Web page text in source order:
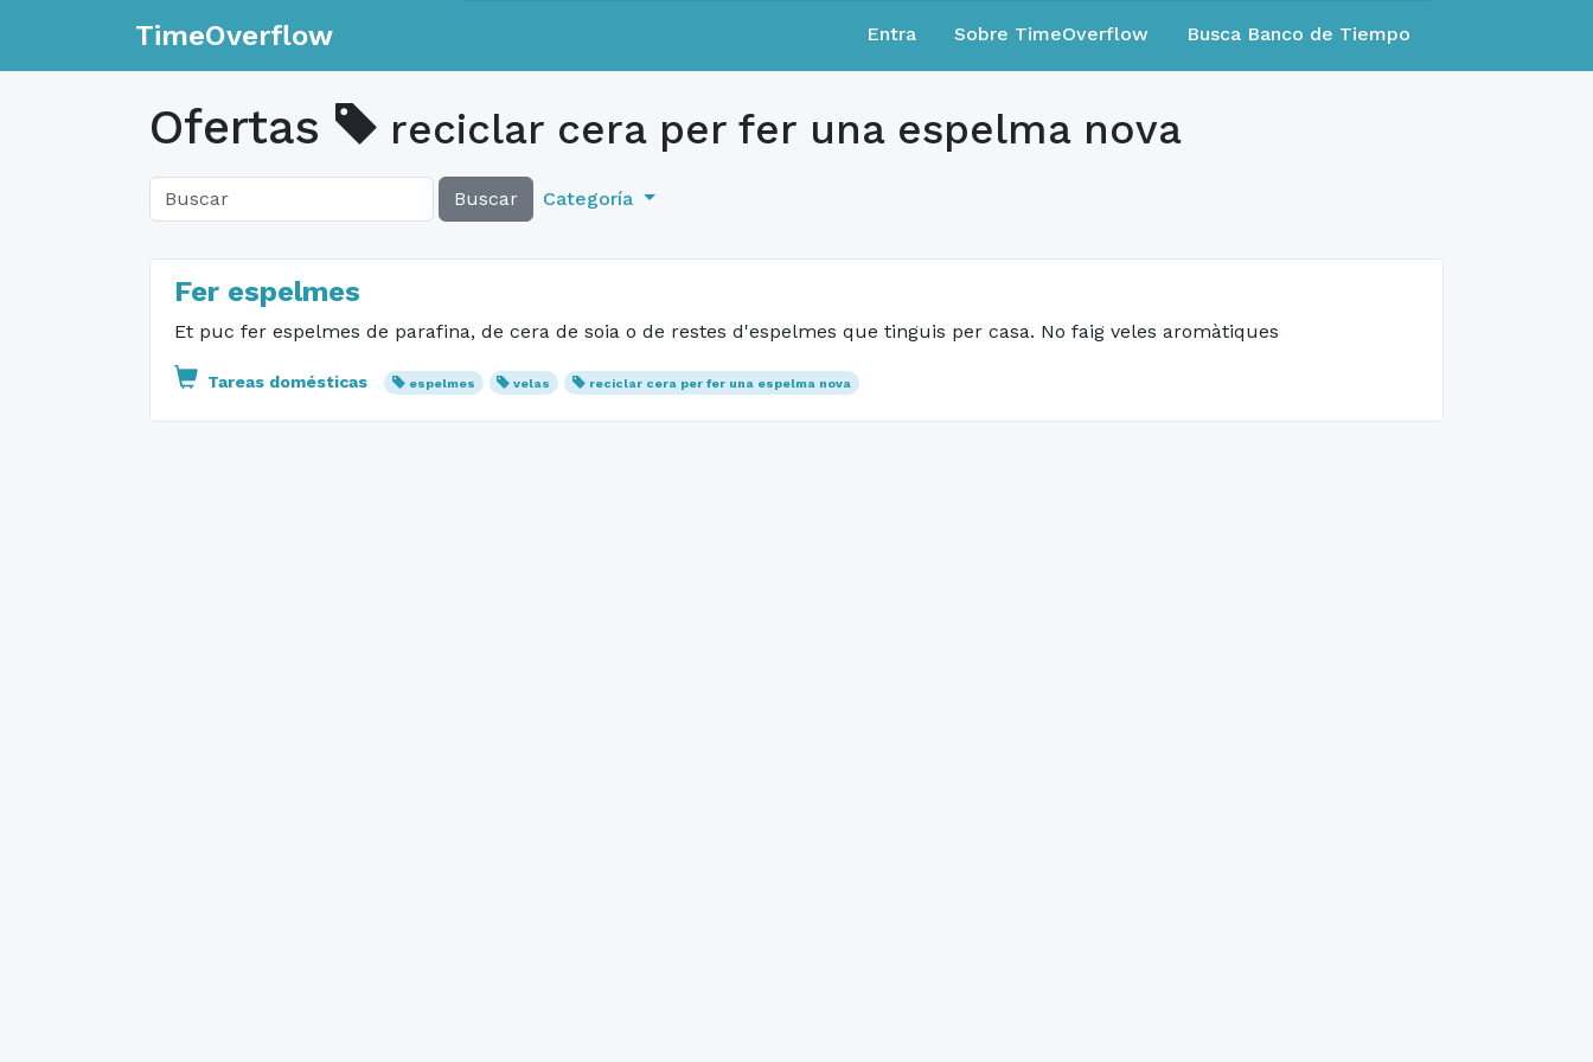
TimeOverflow Entra Sobre TimeOverflow Busca Banco de Tiempo
Ofertas reciclar cera per fer una espelma nova
Buscar Categoría
Fer espelmes
Et puc fer espelmes de parafina, de cera de soia o de restes d'espelmes que tinguis per casa. No faig veles aromàtiques
Tareas domésticas espelmes velas reciclar cera per fer una espelma nova